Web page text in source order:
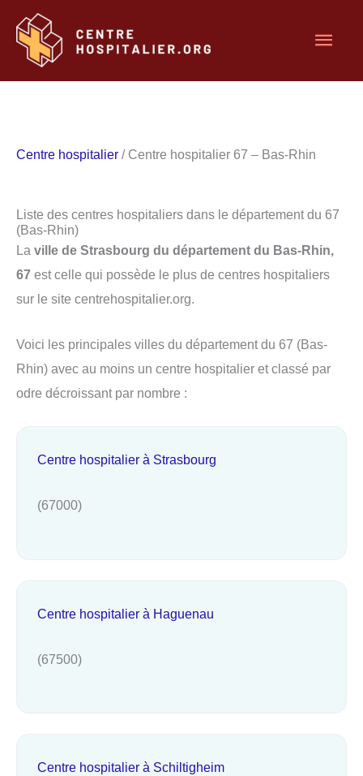
contenu
Centre hospitalier / Centre hospitalier 67 – Bas-Rhin
Liste des centres hospitaliers dans le département du 67
(Bas-Rhin)
La ville de Strasbourg du département du Bas-Rhin,
67 est celle qui possède le plus de centres hospitaliers
sur le site centrehospitalier.org.
Voici les principales villes du département du 67 (Bas-
Rhin) avec au moins un centre hospitalier et classé par
odre décroissant par nombre :
Centre hospitalier à Strasbourg
(67000)
Centre hospitalier à Haguenau
(67500)
Centre hospitalier à Schiltigheim